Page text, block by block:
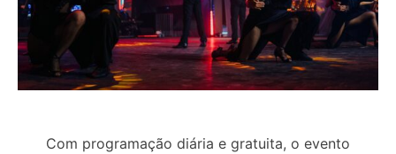
Com programação diária e gratuita, o evento